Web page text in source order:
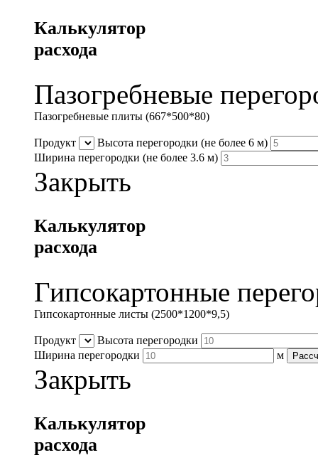
Калькулятор
расхода
Пазогребневые
Пазогребневые плиты (667*500*80)
Продукт Высота перегородки (не более 6 м)
Ширина перегородки (не более 3.6 м)
Закрыть
Калькулятор
расхода
Гипсокартонные
Гипсокартонные листы (2500*1200*9,5)
Продукт
Высота перегородки
Ширина перегородки
м
Закрыть
Калькулятор
расхода